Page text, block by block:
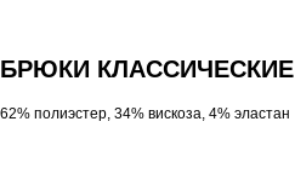
БРЮКИ КЛАССИЧЕСКИЕ
62% полиэстер, 34% вискоза, 4% эластан